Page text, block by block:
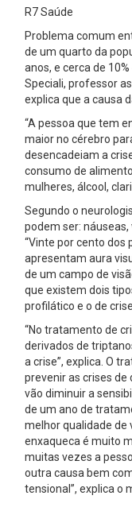
R7 Saúde
Problema comum
de um quarto da
anos, e cerca de
Speciali, professor
explica que a causa
“A pessoa que tem
maior no cérebro
desencadeiam a
consumo de
mulheres, álcool,
Segundo o
podem ser: náuseas,
“Vinte por cento
apresentam aura
de um campo de
que existem dois
profilático e o de crise.
“No tratamento de
derivados de
a crise”, explica. O
prevenir as crises de
vão diminuir a
de um ano de
melhor qualidade de
enxaqueca é muito
muitas vezes a
outra causa bem
tensional”, explica o